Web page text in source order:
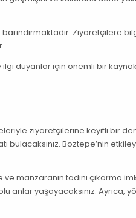
Ziyaretçilere
duyanlar için önemli bir
ziyaretçilerine keyifli bir
bulacaksınız. Boztepe’nin
manzaranın tadını çıkarma
anlar yaşayacaksınız. Ayrıca,